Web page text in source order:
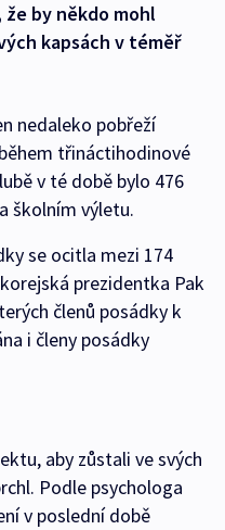
že by někdo mohl
kapsách v téměř
nedaleko pobřeží
třináctihodinové
v té době bylo 476
školním výletu.
se ocitla mezi 174
prezidentka Pak
členů posádky k
i členy posádky
aby zůstali ve svých
Podle psychologa
v poslední době